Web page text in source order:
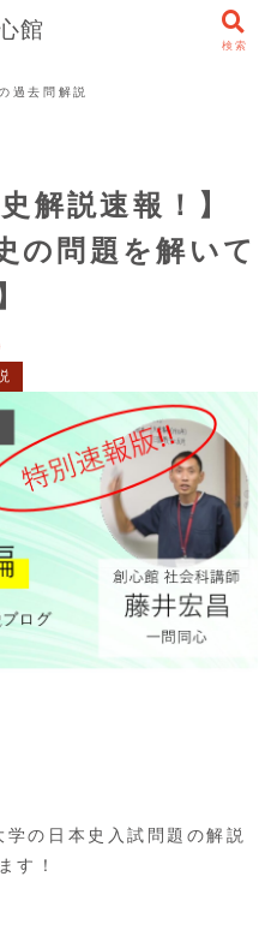
過去問解説
解説速報！】
の問題を解いて
の日本史入試問題の解説
す！
館
検索